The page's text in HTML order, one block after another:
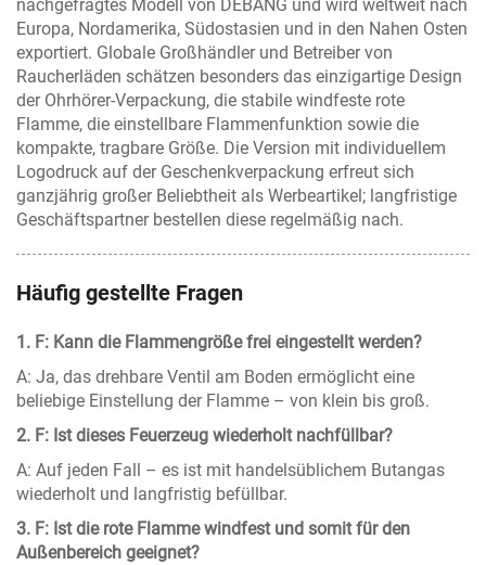
nachgefragtes Modell von DEBANG und wird weltweit nach
Europa, Nordamerika, Südostasien und in den Nahen Osten
exportiert. Globale Großhändler und Betreiber von
Raucherläden schätzen besonders das einzigartige Design
der Ohrhörer-Verpackung, die stabile windfeste rote
Flamme, die einstellbare Flammenfunktion sowie die
kompakte, tragbare Größe. Die Version mit individuellem
Logodruck auf der Geschenkverpackung erfreut sich
ganzjährig großer Beliebtheit als Werbeartikel; langfristige
Geschäftspartner bestellen diese regelmäßig nach.
Häufig gestellte Fragen
1. F: Kann die Flammengröße frei eingestellt werden?
A: Ja, das drehbare Ventil am Boden ermöglicht eine
beliebige Einstellung der Flamme – von klein bis groß.
2. F: Ist dieses Feuerzeug wiederholt nachfüllbar?
A: Auf jeden Fall – es ist mit handelsüblichem Butangas
wiederholt und langfristig befüllbar.
3. F: Ist die rote Flamme windfest und somit für den
Außenbereich geeignet?